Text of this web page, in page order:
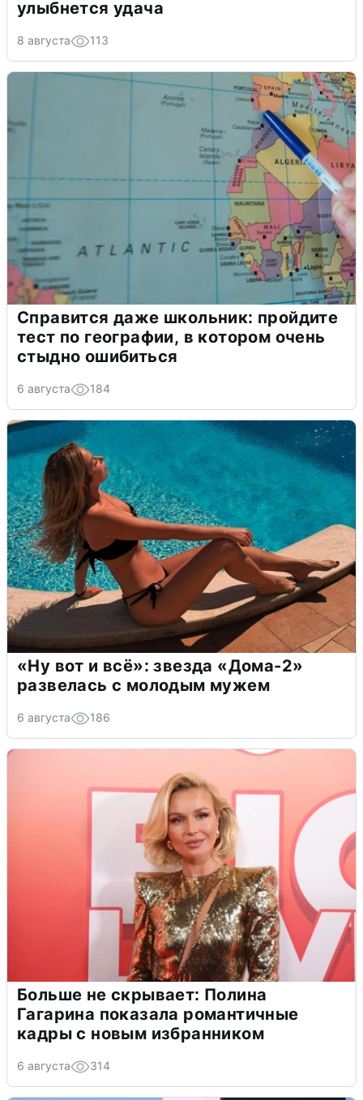
улыбнется удача
8 августа 113
Справится даже школьник: пройдите
тест по географии, в котором очень
стыдно ошибиться
6 августа 184
«Ну вот и всё»: звезда «Дома-2»
развелась с молодым мужем
6 августа 186
Больше не скрывает: Полина
Гагарина показала романтичные
кадры с новым избранником
6 августа 314